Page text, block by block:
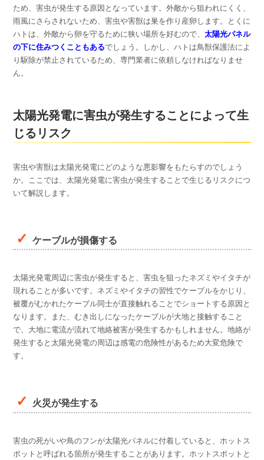
ため、害虫が発生する原因となっています。外敵から狙われにくく、
雨風にさらされないため、害虫や害獣は巣を作り産卵します。とくに
ハトは、外敵から卵を守るために狭い場所を好むので、 太陽光パネル
の下に住みつくこともあるでしょう。しかし、ハトは鳥獣保護法によ
り駆除が禁止されているため、専門業者に依頼しなければなりませ
ん。
太陽光発電に害虫が発生することによって生
じるリスク
害虫や害獣は太陽光発電にどのような悪影響をもたらすのでしょう
か。ここでは、太陽光発電に害虫が発生することで生じるリスクにつ
いて解説します。
ケーブルが損傷する
太陽光発電周辺に害虫が発生すると、害虫を狙ったネズミやイタチが
現れることが多いです。ネズミやイタチの習性でケーブルをかじり、
被覆がむかれたケーブル同士が直接触れることでショートする原因と
なります。また、むき出しになったケーブルが大地と接触すること
で、大地に電流が流れて地絡被害が発生するかもしれません。地絡が
発生すると太陽光発電の周辺は感電の危険性があるため大変危険で
す。
火災が発生する
害虫の死がいや鳥のフンが太陽光パネルに付着していると、ホットス
ポットと呼ばれる箇所が発生することがあります。ホットスポットと